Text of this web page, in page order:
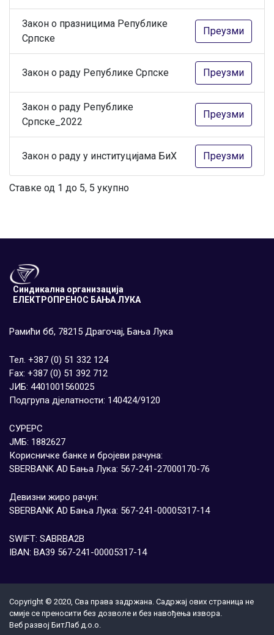
Закон о празницима Републике
Српске
Преузми
Закон о раду Републике Српске Преузми
Закон о раду Републике
Српске_2022
Преузми
Закон о раду у институцијама БиХ Преузми
Ставке од 1 до 5, 5 укупно
Синдикална организација
ЕЛЕКТРОПРЕНОС БАЊА ЛУКА
Рамићи бб, 78215 Драгочај, Бања Лука
Тел. +387 (0) 51 332 124
Fax: +387 (0) 51 392 712
ЈИБ: 4401001560025
Подгрупа дјелатности: 140424/9120
СУРЕРС
ЈМБ: 1882627
Корисничке банке и бројеви рачуна:
SBERBANK AD Бања Лука: 567-241-27000170-76
Девизни жиро рачун:
SBERBANK AD Бања Лука: 567-241-00005317-14
SWIFT: SABRBA2B
IBAN: BA39 567-241-00005317-14
Copyright © 2020, Сва права задржана. Садржај ових страница не
смије се преносити без дозволе и без навођења извора.
Веб развој БитЛаб д.о.о.